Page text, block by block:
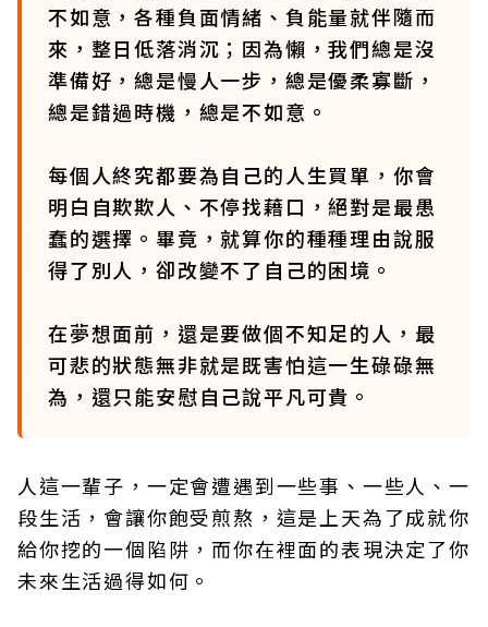
不如意，各種負面情緒、負能量就伴隨而
來，整日低落消沉；因為懶，我們總是沒
準備好，總是慢人一步，總是優柔寡斷，
總是錯過時機，總是不如意。
每個人終究都要為自己的人生買單，你會
明白自欺欺人、不停找藉口，絕對是最愚
蠢的選擇。畢竟，就算你的種種理由說服
得了別人，卻改變不了自己的困境。
在夢想面前，還是要做個不知足的人，最
可悲的狀態無非就是既害怕這一生碌碌無
為，還只能安慰自己說平凡可貴。
人這一輩子，一定會遭遇到一些事、一些人、一
段生活，會讓你飽受煎熬，這是上天為了成就你
給你挖的一個陷阱，而你在裡面的表現決定了你
未來生活過得如何。